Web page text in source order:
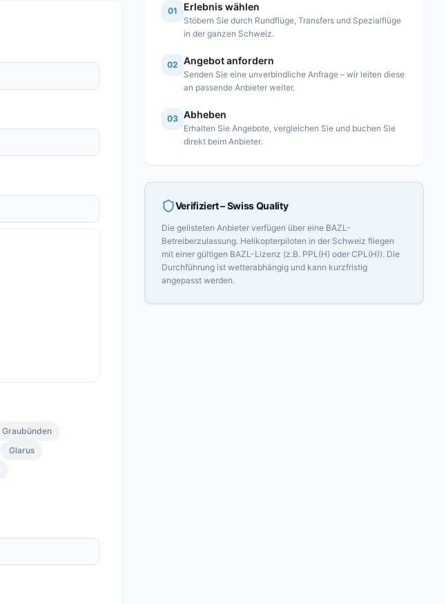
Graubünden
Glarus
01 Erlebnis wählen
Stöbern Sie durch Rundflüge, Transfers und Spezialflüge
in der ganzen Schweiz.
02 Angebot anfordern
Senden Sie eine unverbindliche Anfrage – wir leiten diese
an passende Anbieter weiter.
03 Abheben
Erhalten Sie Angebote, vergleichen Sie und buchen Sie
direkt beim Anbieter.
Verifiziert– Swiss Quality
Die gelisteten Anbieter verfügen über eine BAZL-
Betreiberzulassung. Helikopterpiloten in der Schweiz fliegen
mit einer gültigen BAZL-Lizenz (z.B. PPL(H) oder CPL(H)). Die
Durchführung ist wetterabhängig und kann kurzfristig
angepasst werden.